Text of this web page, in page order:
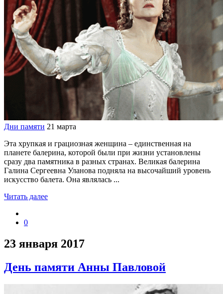
Дни памяти 21 марта
Эта хрупкая и грациозная женщина – единственная на
планете балерина, которой были при жизни установлены
сразу два памятника в разных странах. Великая балерина
Галина Сергеевна Уланова подняла на высочайший уровень
искусство балета. Она являлась ...
Читать далее
0
23 января 2017
День памяти Анны Павловой